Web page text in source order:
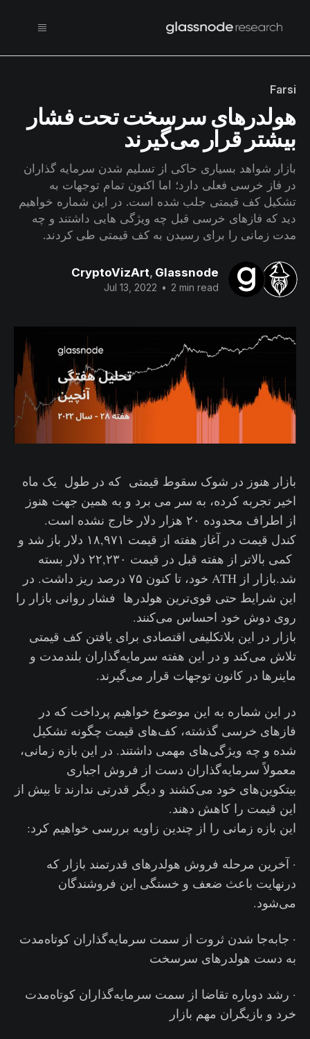
Farsi
هولدرهای سرسخت تحت فشار
بیشتر قرار می‌گیرند
بازار شواهد بسیاری حاکی از تسلیم شدن سرمایه گذاران
در فاز خرسی فعلی دارد؛ اما اکنون تمام توجهات به
تشکیل کف قیمتی جلب شده است. در این شماره خواهیم
دید که فازهای خرسی قبل چه ویژگی هایی داشتند و چه
مدت زمانی را برای رسیدن به کف قیمتی طی کردند.
CryptoVizArt, Glassnode
Jul 13, 2022 • 2 min read
بازار هنوز در شوک سقوط‌‌ قیمتی که در طول یک ماه
اخیر تجربه کرده، به سر می برد و به همین جهت هنوز
از اطراف محدوده ۲۰ هزار دلار خارج نشده است.
کندل قیمت در آغاز هفته از قیمت ۱۸,۹۷۱ دلار باز شد و
کمی بالاتر از هفته قبل در قیمت ۲۲,۲۳۰ دلار بسته
شد.بازار از ATH خود، تا کنون ۷۵ درصد ریز داشت. در
این شرایط حتی قوی‌ترین هولدرها فشار روانی بازار را
روی دوش خود احساس می‌کنند.
بازار در این بلاتکلیفی اقتصادی برای یافتن کف قیمتی
تلاش می‌کند و در این هفته سرمایه‌گذاران بلندمدت و
ماینرها در کانون توجهات قرار می‌گیرند.
در این شماره به این موضوع خواهیم پرداخت که در
فازهای خرسی گذشته، کف‌های قیمت چگونه تشکیل
شده‌ و چه ویژگی‌های‌ مهمی داشتند. در این بازه زمانی،
معمولاً سرمایه‌گذاران دست از فروش اجباری
بیتکوین‌های خود می‌کشند و دیگر قدرتی ندارند تا بیش از
این قیمت را کاهش دهند.
این بازه زمانی را از چندین زاویه بررسی خواهیم کرد:
· آخرین مرحله فروش هولدرهای قدرتمند بازار که
درنهایت باعث ضعف و خستگی این فروشندگان
می‌شود.
· جابه‌جا شدن ثروت از سمت سرمایه‌گذاران کوتاه‌مدت
به دست هولدرهای سرسخت
· رشد دوباره تقاضا از سمت سرمایه‌گذاران کوتاه‌مدت
خرد و بازیگران مهم بازار